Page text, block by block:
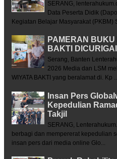
SERANG,
Data Peserta Didik
Kegiatan Belajar Masyarakat (PKBM)
PAMERAN
BAKTI
Serang, Banten
2026 Media dan LSM
WIYATA BAKTI yang beralamat di. Kp
Insan Pers
Kepedulian
Takjil
SERANG,
berbagi dan mempererat kepedulian
insan pers dari media online Glo...